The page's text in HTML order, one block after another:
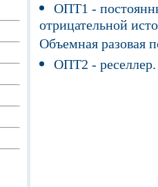
ОПТ1 -
отрицательной
Объемная разовая
ОПТ2 -